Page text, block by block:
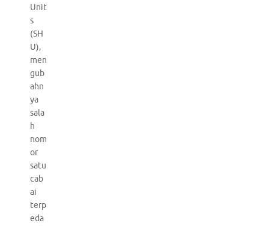
Unit
s
(SH
U),
men
gub
ahn
ya
sala
h
nom
or
satu
cab
ai
terp
eda